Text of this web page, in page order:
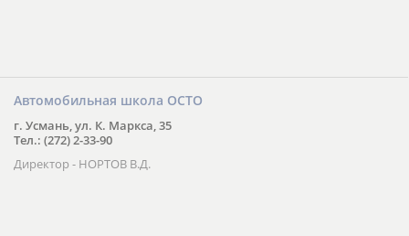
Автомобильная школа ОСТО
г. Усмань, ул. К. Маркса, 35
Тел.: (272) 2-33-90
Директор - НОРТОВ В.Д.